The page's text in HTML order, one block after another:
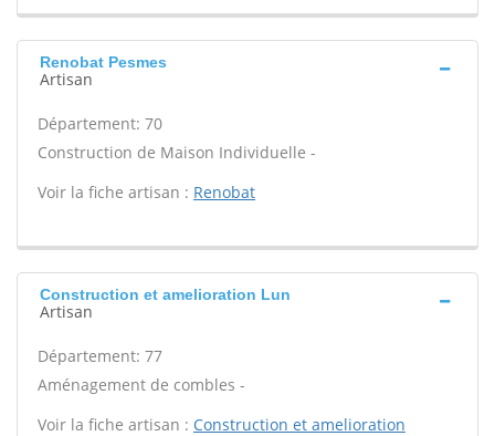
Renobat Pesmes
Artisan
Département: 70
Construction de Maison Individuelle -
Voir la fiche artisan : Renobat
Construction et amelioration Lun
Artisan
Département: 77
Aménagement de combles -
Voir la fiche artisan : Construction et amelioration